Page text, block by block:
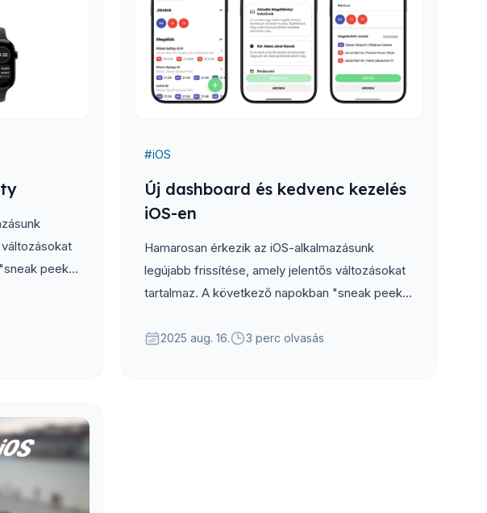
peek"
#iOS
Új dashboard és kedvenc kezelés
iOS-en
Hamarosan érkezik az iOS-alkalmazásunk
legújabb frissítése, amely jelentős változásokat
tartalmaz. A következő napokban "sneak peek"
izgalmas új funkcióba.
2025 aug. 16. 3 perc olvasás